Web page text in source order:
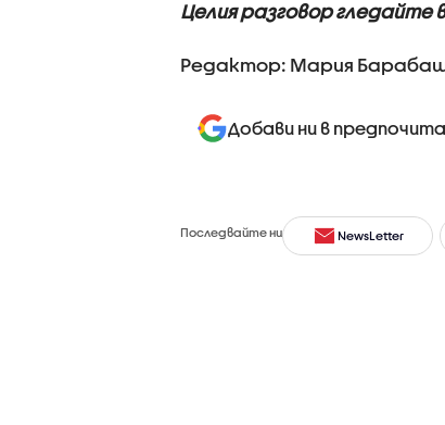
Целия разговор гледайте
Редактор: Мария
Добави ни в
Последвайте ни NewsLetter